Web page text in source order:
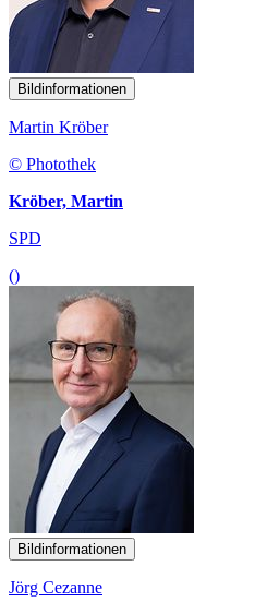
Bildinformationen
Martin Kröber
© Photothek
Kröber, Martin
SPD
()
Bildinformationen
Jörg Cezanne